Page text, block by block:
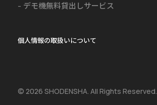
デモ機無料貸出しサービス
個人情報の取扱いについて
© 2026 SHODENSHA. All Rights Reserved.